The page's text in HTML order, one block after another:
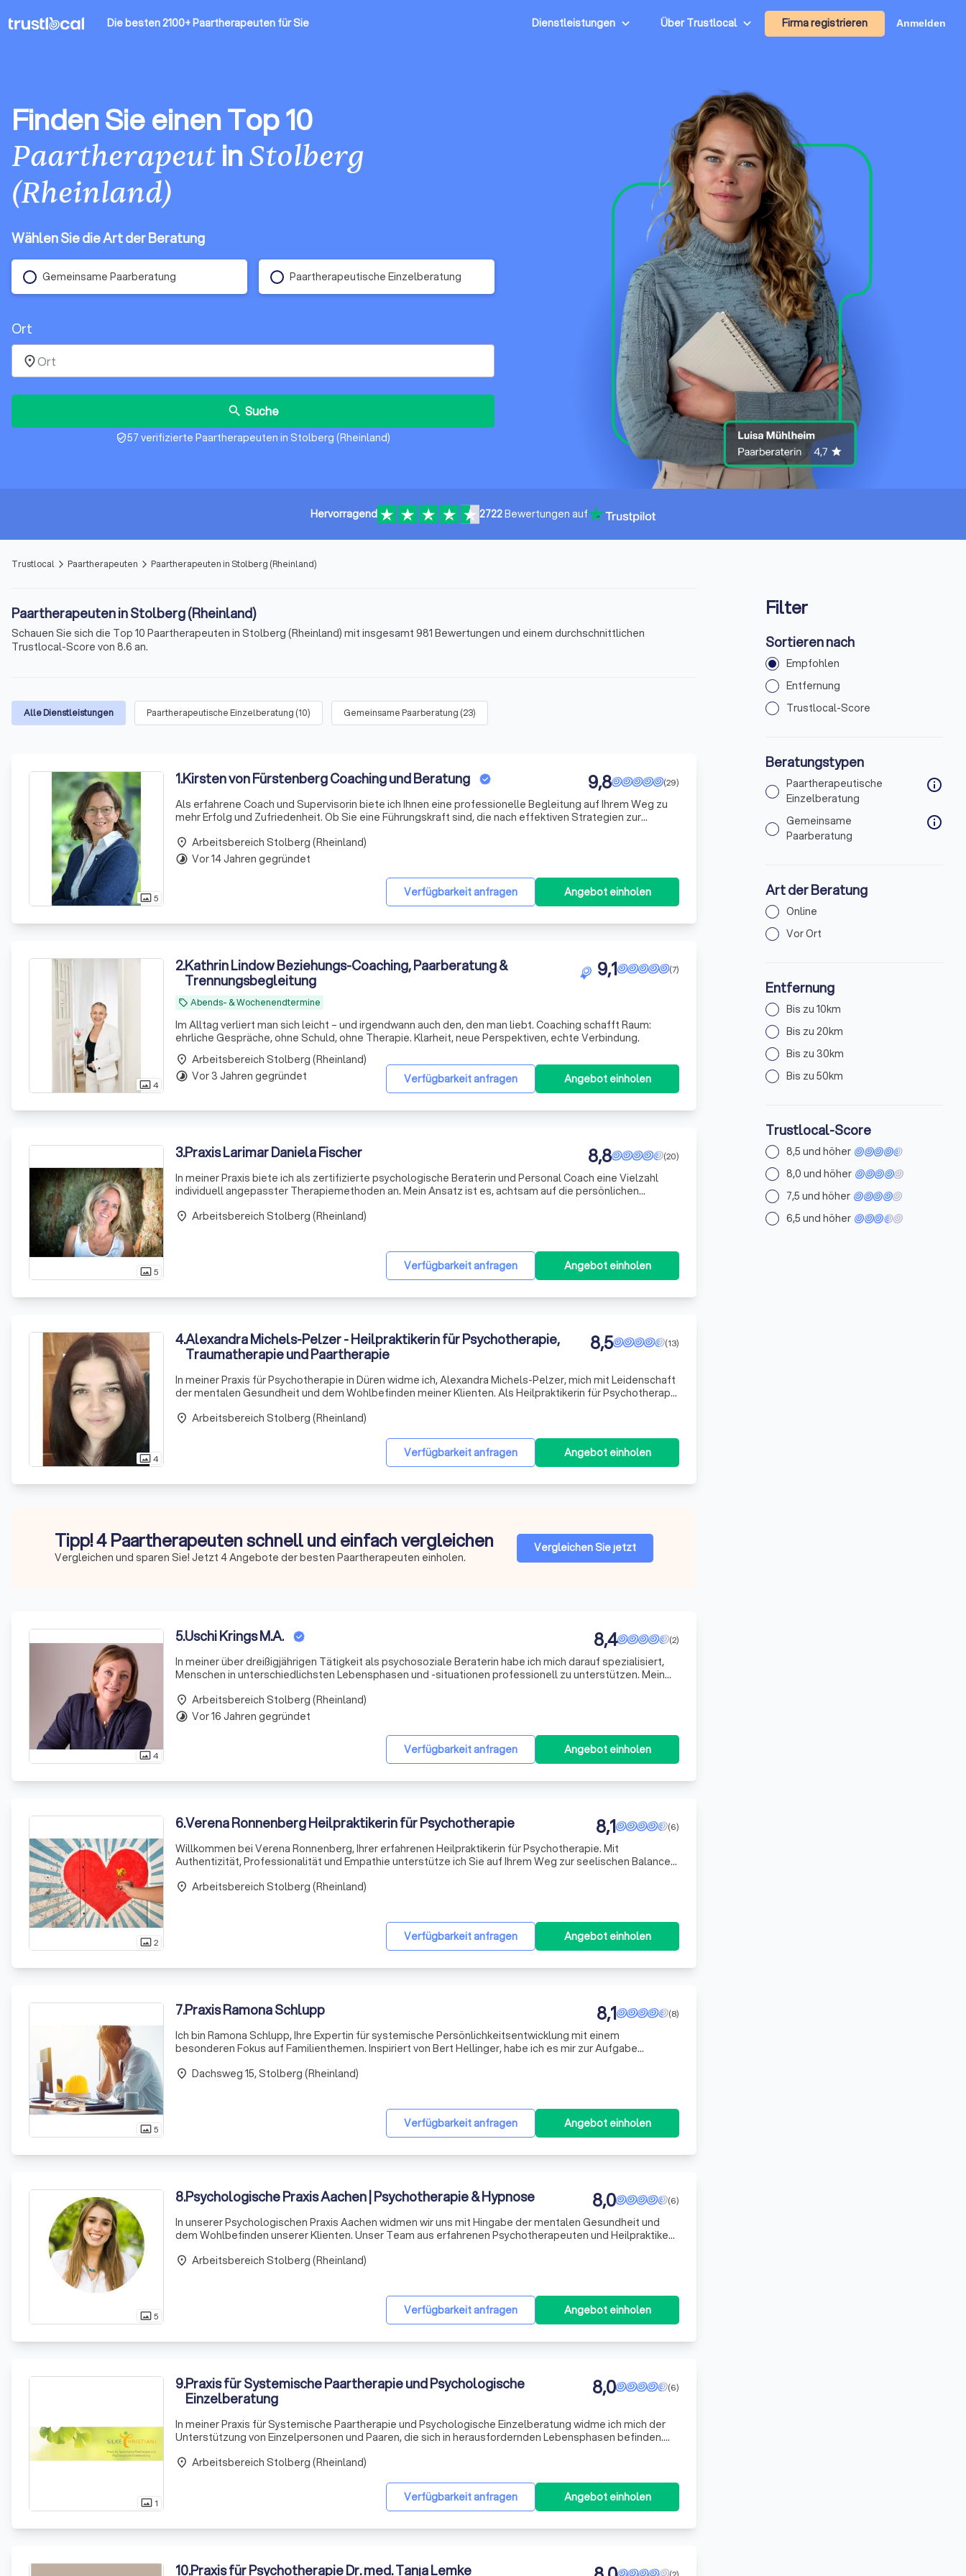
Die besten 2100+ Paartherapeuten für Sie Dienstleistungen Über Trustlocal Firma registrieren Anmelden
Finden Sie einen Top 10
PaartherapeutinStolberg
(Rheinland)
Wählen Sie die Art der Beratung
Gemeinsame Paarberatung Paartherapeutische Einzelberatung
Ort
place
search Suche
verified_user57 verifizierte Paartherapeuten in Stolberg (Rheinland)
Hervorragend 2722Bewertungen auf
Trustlocal arrow_forward_ios Paartherapeuten arrow_forward_ios Paartherapeuten in Stolberg (Rheinland)
Paartherapeuten in Stolberg (Rheinland)
Schauen Sie sich die Top 10 Paartherapeuten in Stolberg (Rheinland) mit insgesamt 981 Bewertungen und einem durchschnittlichen
Trustlocal-Score von 8.6 an.
Alle Dienstleistungen Paartherapeutische Einzelberatung (10) Gemeinsame Paarberatung (23)
photo_size_select_actual5
1.Kirsten von Fürstenberg Coaching und Beratung (29)
9,8
Als erfahrene Coach und Supervisorin biete ich Ihnen eine professionelle Begleitung auf Ihrem Weg zu
mehr Erfolg und Zufriedenheit. Ob Sie eine Führungskraft sind, die nach effektiven Strategien zur
Konfliktf
Verfügbarkeit anfragen Angebot einholen
place Arbeitsbereich Stolberg (Rheinland)
timelapse Vor 14 Jahren gegründet
photo_size_select_actual4
2.Kathrin Lindow Beziehungs-Coaching, Paarberatung &
Trennungsbegleitung
local_offer Abends- & Wochenendtermine
(7)
9,1
Im Alltag verliert man sich leicht – und irgendwann auch den, den man liebt. Coaching schafft Raum:
ehrliche Gespräche, ohne Schuld, ohne Therapie. Klarheit, neue Perspektiven, echte Verbindung.
Verfügbarkeit anfragen Angebot einholen
place Arbeitsbereich Stolberg (Rheinland)
timelapse Vor 3 Jahren gegründet
photo_size_select_actual5
3.Praxis Larimar Daniela Fischer (20)
8,8
In meiner Praxis biete ich als zertifizierte psychologische Beraterin und Personal Coach eine Vielzahl
individuell angepasster Therapiemethoden an. Mein Ansatz ist es, achtsam auf die persönlichen
Atementspannung,
Verfügbarkeit anfragen Angebot einholen
place Arbeitsbereich Stolberg (Rheinland)
photo_size_select_actual4
4.Alexandra Michels-Pelzer - Heilpraktikerin für Psychotherapie,
Traumatherapie und Paartherapie
(13)
8,5
In meiner Praxis für Psychotherapie in Düren widme ich, Alexandra Michels-Pelzer, mich mit Leidenschaft
der mentalen Gesundheit und dem Wohlbefinden meiner Klienten. Als Heilpraktikerin für Psychotherapie
Verfügbarkeit anfragen Angebot einholen
place Arbeitsbereich Stolberg (Rheinland)
Tipp! 4 Paartherapeuten schnell und einfach vergleichen
Vergleichen und sparen Sie! Jetzt 4 Angebote der besten Paartherapeuten einholen.
Vergleichen Sie jetzt
photo_size_select_actual4
5.Uschi Krings M.A. (2)
8,4
In meiner über dreißigjährigen Tätigkeit als psychosoziale Beraterin habe ich mich darauf spezialisiert,
Menschen in unterschiedlichsten Lebensphasen und -situationen professionell zu unterstützen. Mein
Verfügbarkeit anfragen Angebot einholen
place Arbeitsbereich Stolberg (Rheinland)
timelapse Vor 16 Jahren gegründet
photo_size_select_actual2
6.Verena Ronnenberg Heilpraktikerin für Psychotherapie (6)
8,1
Willkommen bei Verena Ronnenberg, Ihrer erfahrenen Heilpraktikerin für Psychotherapie. Mit
Authentizität, Professionalität und Empathie unterstütze ich Sie auf Ihrem Weg zur seelischen Balance.
kön
Verfügbarkeit anfragen Angebot einholen
place Arbeitsbereich Stolberg (Rheinland)
photo_size_select_actual5
7.Praxis Ramona Schlupp (8)
8,1
Ich bin Ramona Schlupp, Ihre Expertin für systemische Persönlichkeitsentwicklung mit einem
besonderen Fokus auf Familienthemen. Inspiriert von Bert Hellinger, habe ich es mir zur Aufgabe
und Zerti
Verfügbarkeit anfragen Angebot einholen
place Dachsweg 15, Stolberg (Rheinland)
photo_size_select_actual5
8.Psychologische Praxis Aachen | Psychotherapie & Hypnose (6)
8,0
In unserer Psychologischen Praxis Aachen widmen wir uns mit Hingabe der mentalen Gesundheit und
dem Wohlbefinden unserer Klienten. Unser Team aus erfahrenen Psychotherapeuten und Heilpraktikern
Pa
Verfügbarkeit anfragen Angebot einholen
place Arbeitsbereich Stolberg (Rheinland)
photo_size_select_actual 1
9.Praxis für Systemische Paartherapie und Psychologische
Einzelberatung
(6)
8,0
In meiner Praxis für Systemische Paartherapie und Psychologische Einzelberatung widme ich mich der
Unterstützung von Einzelpersonen und Paaren, die sich in herausfordernden Lebensphasen befinden.
Spektrum an
Verfügbarkeit anfragen Angebot einholen
place Arbeitsbereich Stolberg (Rheinland)
10.Praxis für Psychotherapie Dr. med. Tanja Lemke
Filter
Sortieren nach
Empfohlen
Entfernung
Trustlocal-Score
Beratungstypen
Paartherapeutische
Einzelberatung
info
Gemeinsame
Paarberatung
info
Art der Beratung
Online
Vor Ort
Entfernung
Bis zu 10km
Bis zu 20km
Bis zu 30km
Bis zu 50km
Trustlocal-Score
8,5 und höher
8,0 und höher
7,5 und höher
6,5 und höher